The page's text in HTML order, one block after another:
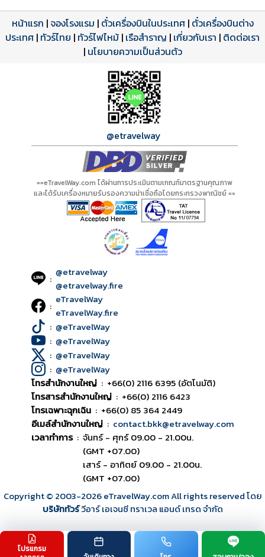
โปรแกรม
โปรแกรมทัวร์
ดาวน์โหลด PDF
รีวิวลูกค้าจริง
รีวิวจาก eTravelWay
เปิดหน้าเต็ม
ใบอนุญาตนำเที่ยว
เลขที่ 11/11450
เปิดหน้าเต็ม
หน้าแรก |จองโรงแรม | ตั๋วเครื่องบินในประเทศ| ตั๋วเครื่องบินต่าง
ประเทศ | ทัวร์ไทย | ทัวร์ไฟไหม้ | เรือสำราญ | เกี่ยวกับเรา | ติดต่อเรา
| นโยบายความเป็นส่วนตัว
@etravelway
==eTravelWay.com ได้ผ่านการประเมินตามเกณฑ์มาตรฐานคุณภาพ
และได้รับเครื่องหมายรับรองความน่าเชื่อถือโดยกระทรวงพาณิชย์ ==
: @etravelway
@etravelway.fire
: eTravelWay
eTravelWay.fire
: @eTravelWay
: @eTravelWay
: @eTravelWay
: @eTravelWay
โทรสำนักงานใหญ่ : +66(0) 2116 6395 (อัตโนมัติ)
โทรสารสำนักงานใหญ่ : +66(0) 2116 6423
โทรเฉพาะฉุกเฉิน : +66(0) 85 364 2449
อีเมล์สำนักงานใหญ่ : contact.bkk@etravelway.com
เวลาทำการ : จันทร์ - ศุกร์ 09.00 - 21.00น.
(GMT +07.00)
เสาร์ - อาทิตย์ 09.00 - 21.00น.
(GMT +07.00)
Copyright © 2003-2026eTravelWay.com All rights reserved โดย
บริษัททัวร์วีอาร์ เอเจนซี ทราเวล แอนด์ เทรด จำกัด
TOP